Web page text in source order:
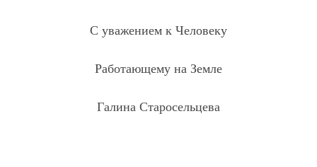
С уважением к Человеку
Работающему на Земле
Галина Старосельцева